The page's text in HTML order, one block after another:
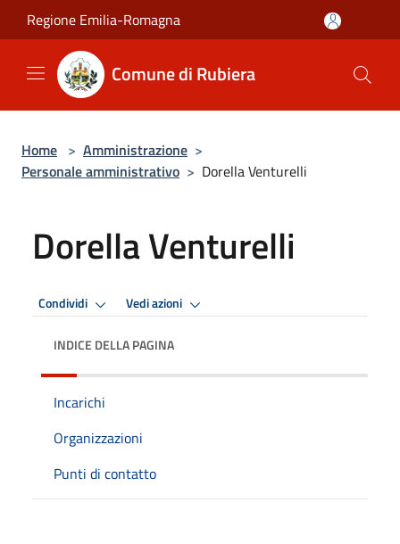
Salta al contenuto principale
Regione Emilia-Romagna
Comune di Rubiera
Home > Amministrazione >
Personale amministrativo > Dorella Venturelli
Dorella Venturelli
Condividi Vedi azioni
INDICE DELLA PAGINA
Incarichi
Organizzazioni
Punti di contatto